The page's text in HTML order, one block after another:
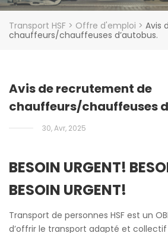
Transport HSF > Offre d'emploi > Avis
chauffeurs/chauffeuses d’autobus.
Avis de recrutement de
chauffeurs/chauffeuses
30, Avr, 2025
BESOIN URGENT!
BESOIN URGENT!
Transport de personnes HSF est un
d’offrir le transport adapté et